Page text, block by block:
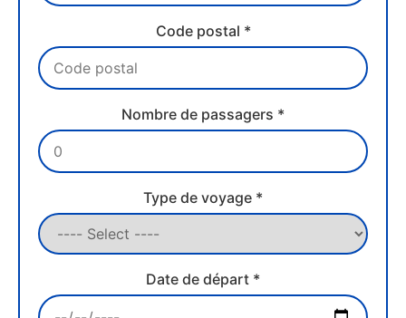
Code postal *
Nombre de passagers *
Type de voyage *
Date de départ *